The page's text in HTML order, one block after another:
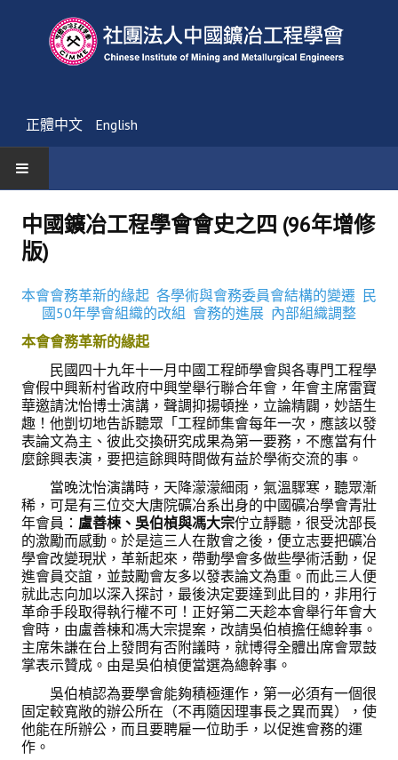
正體中文 English
首頁
最新消息
活動通告
友會消息
學會簡介
理事長的話
學會會史
學會會歌
學會會址沿革
學會組織與架構
架構圖
理監事會
現任學會職員錄
重要章則
論文評選辦法
中國鑛冶工程學會會史之四 (96年增修
版)
本會會務革新的緣起 各學術與會務委員會結構的變遷 民
國50年學會組織的改組 會務的進展 內部組織調整
本會會務革新的緣起
民國四十九年十一月中國工程師學會與各專門工程學
會假中興新村省政府中興堂舉行聯合年會，年會主席雷寶
華邀請沈怡博士演講，聲調抑揚頓挫，立論精闢，妙語生
趣！他剴切地告訴聽眾「工程師集會每年一次，應該以發
表論文為主、彼此交換研究成果為第一要務，不應當有什
麼餘興表演，要把這餘興時間做有益於學術交流的事。
當晚沈怡演講時，天降濛濛細雨，氣溫驟寒，聽眾漸
稀，可是有三位交大唐院礦冶系出身的中國礦冶學會青壯
年會員： 盧善棟、吳伯楨與馮大宗佇立靜聽，很受沈部長
的激勵而感動。於是這三人在散會之後，便立志要把礦冶
學會改變現狀，革新起來，帶動學會多做些學術活動，促
進會員交誼，並鼓勵會友多以發表論文為重。而此三人便
就此志向加以深入探討，最後決定要達到此目的，非用行
革命手段取得執行權不可！正好第二天趁本會舉行年會大
會時，由盧善棟和馮大宗提案，改請吳伯楨擔任總幹事。
主席朱謙在台上發問有否附議時，就博得全體出席會眾鼓
掌表示贊成。由是吳伯楨便當選為總幹事。
吳伯楨認為要學會能夠積極運作，第一必須有一個很
固定較寬敞的辦公所在（不再隨因理事長之異而異），使
他能在所辦公，而且要聘雇一位助手，以促進會務的運
作。